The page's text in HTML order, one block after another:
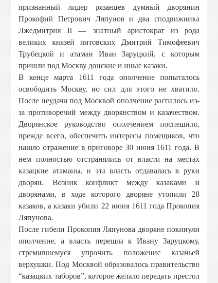
признанный лидер рязанцев думный дворянин
Прокофий Петрович Ляпунов и два сподвижника
Лжедмитрия II — знатный аристократ из рода
великих князей литовских Дмитрий Тимофеевич
Трубецкой и атаман Иван Заруцкий, с которым
пришли под Москву донские и иные казаки.
В конце марта 1611 года ополчение попыталось
освободить Москву, но сил для этого не хватило.
После неудачи под Москвой ополчение распалось из-
за противоречий между дворянством и казачеством.
Дворянское руководство ополчением поспешило,
прежде всего, обеспечить интересы помещиков, что
нашло отражение в приговоре 30 июня 1611 года. В
нем полностью отстранялись от власти на местах
казацкие атаманы, и эта власть отдавалась в руки
дворян. Возник конфликт между казаками и
дворянами, в ходе которого дворяне утопили 28
казаков, а казаки убили 22 июня 1611 года Прокопия
Ляпунова.
После гибели Прокопия Ляпунова дворяне покинули
ополчение, а власть перешла к Ивану Заруцкому,
стремившемуся упрочить положение казачьей
верхушки. Под Москвой образовалось правительство
“казацких таборов”, которое желало передать престол